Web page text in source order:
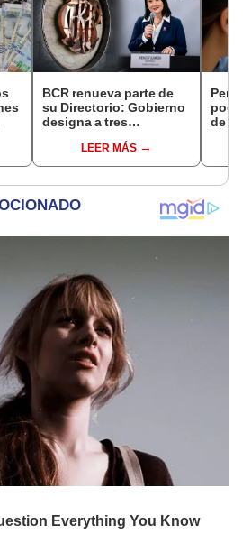
BCR renueva parte de
su Directorio: Gobierno
designa a tres
EjecutivoLEER MÁS
de